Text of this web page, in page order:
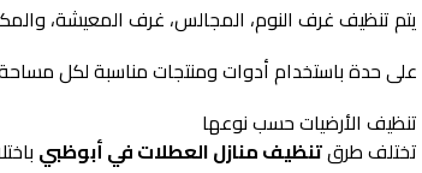
يتم تنظيف غرف النوم، المجالس، غرف المعيشة،
على حدة باستخدام أدوات ومنتجات مناسبة لكل
تنظيف الأرضيات حسب نوعها
تختلف طرقتنظيف منازل العطلات في أبوظبي